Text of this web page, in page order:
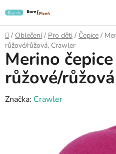
na
obsah
Domů
/ Oblečení / Pro děti / Čepice /
růžové/růžová, Crawler
Merino
růžové/
Značka: Crawler